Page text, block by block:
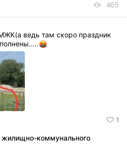
465
ведь там скоро праздник
1
жилищно-коммунального